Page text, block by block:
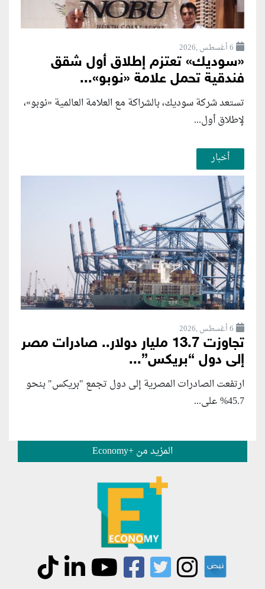
6 أغسطس ,2026
«سوديك» تعتزم إطلاق أول شقق
فندقية تحمل علامة «نوبو»...
تستعد شركة سوديك، بالشراكة مع العلامة العالمية «نوبو»،
لإطلاق أول...
أخبار
6 أغسطس ,2026
تجاوزت 13.7 مليار دولار.. صادرات مصر
إلى دول “بريكس”...
ارتفعت الصادرات المصرية إلى دول تجمع "بريكس" بنحو
45.7% على...
المزيد من +Economy